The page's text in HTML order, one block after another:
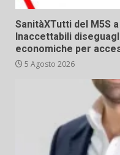
SanitàXTutti del M5S
Inaccettabili
economiche per
5 Agosto 2026